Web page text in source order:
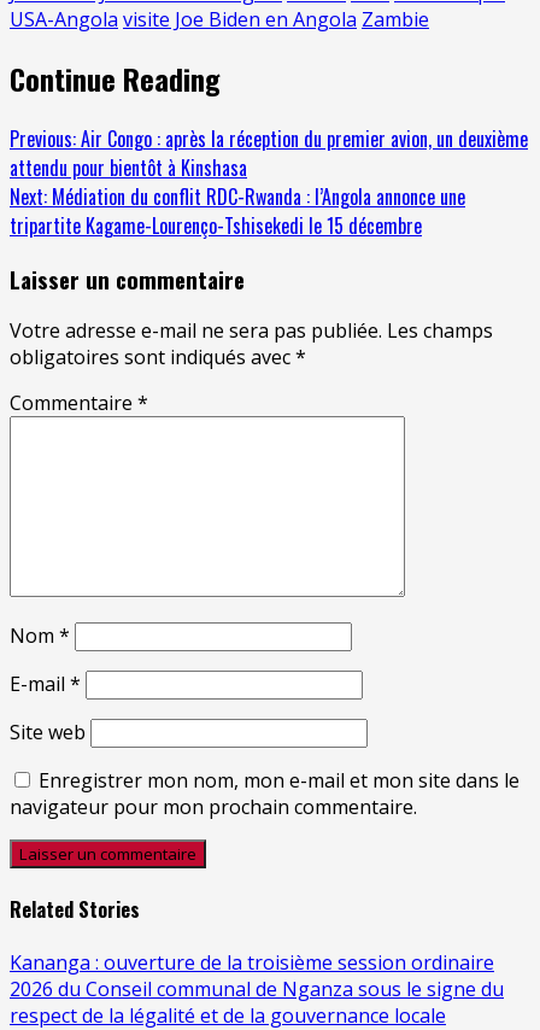
USA-Angola visite Joe Biden en Angola Zambie
Continue Reading
Previous:Air Congo : après la réception du premier avion, un deuxième
attendu pour bientôt à Kinshasa
Next: Médiation du conflit RDC-Rwanda : l’Angola annonce une
tripartite Kagame-Lourenço-Tshisekedi le 15 décembre
Laisser un commentaire
Votre adresse e-mail ne sera pas publiée. Les champs
obligatoires sont indiqués avec*
Commentaire *
Nom *
E-mail *
Site web
Enregistrer mon nom, mon e-mail et mon site dans le
navigateur pour mon prochain commentaire.
Related Stories
Kananga : ouverture de la troisième session ordinaire
2026 du Conseil communal de Nganza sous le signe du
respect de la légalité et de la gouvernance locale